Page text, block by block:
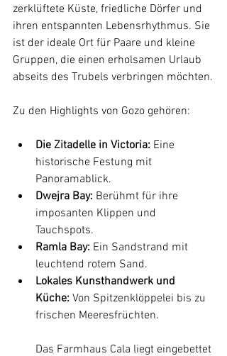
zerklüftete Küste, friedliche Dörfer und
ihren entspannten Lebensrhythmus. Sie
ist der ideale Ort für Paare und kleine
Gruppen, die einen erholsamen Urlaub
abseits des Trubels verbringen möchten.
Zu den Highlights von Gozo gehören:
Die Zitadelle in Victoria: Eine
historische Festung mit
Panoramablick.
Dwejra Bay: Berühmt für ihre
imposanten Klippen und
Tauchspots.
Ramla Bay: Ein Sandstrand mit
leuchtend rotem Sand.
Lokales Kunsthandwerk und
Küche: Von Spitzenklöppelei bis zu
frischen Meeresfrüchten.
Das Farmhaus Cala liegt eingebettet